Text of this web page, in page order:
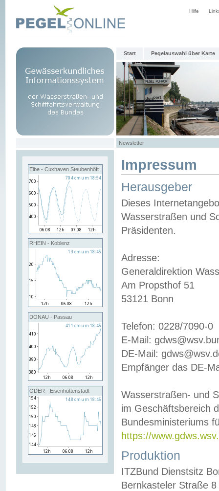
Hilfe
Start Pegelauswahl über Karte
Newsletter
Elbe - Cuxhaven Steubenhöft
RHEIN - Koblenz
DONAU - Passau
ODER - Eisenhüttenstadt
Impressum
Herausgeber
Dieses
Wasserstraßen und
Präsidenten.
Adresse:
Generaldirektion
Am Propsthof 51
53121 Bonn
Telefon: 0228/7090-0
E-Mail:
DE-Mail:
Empfänger das DE-
Wasserstraßen- und
im Geschäftsbereich
Bundesministeriums
https://
Produktion
ITZBund Dienstsitz
Bernkasteler Straße 8